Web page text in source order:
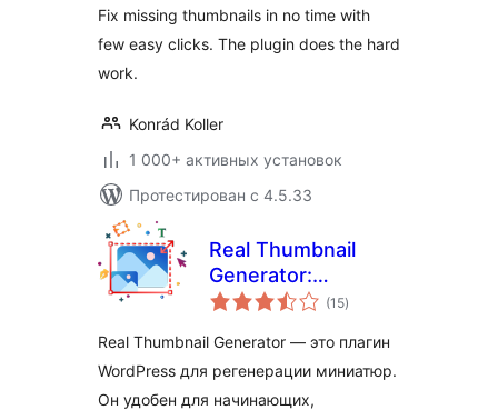
Fix missing thumbnails in no time with
few easy clicks. The plugin does the hard
work.
Konrád Koller
1 000+ активных установок
Протестирован с 4.5.33
Real Thumbnail
Generator:
эффективная
миниатюр всех
размеров
(15общий
рейтинг
)
Real Thumbnail Generator — это плагин
WordPress для регенерации миниатюр.
Он удобен для начинающих,